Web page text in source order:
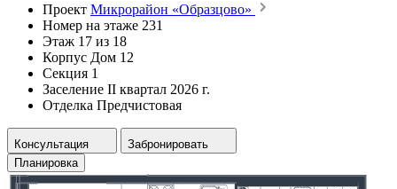
Проект Микрорайон «Образцово»
Номер на этаже 231
Этаж 17 из 18
Корпус Дом 12
Секция 1
Заселение II квартал 2026 г.
Отделка Предчистовая
Консультация
Забронировать
Планировка